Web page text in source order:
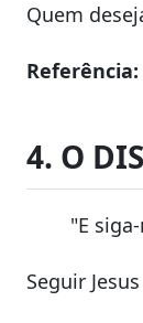
Quem
Referência:
4. O
"E
Seguir